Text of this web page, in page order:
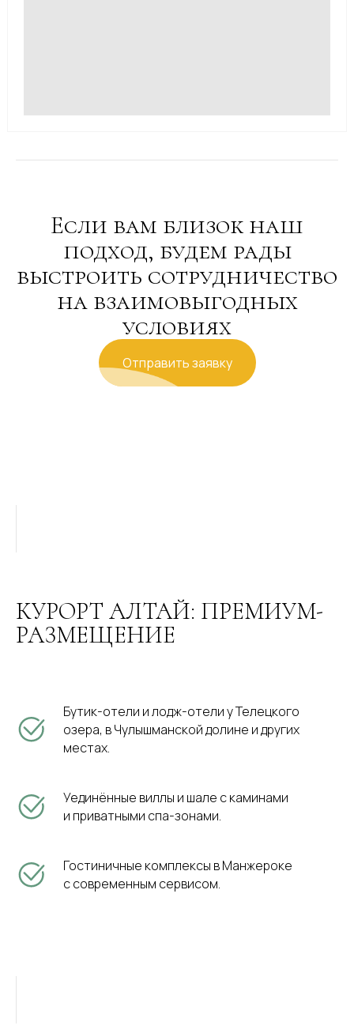
Если вам близок наш
подход, будем рады
выстроить сотрудничество
на взаимовыгодных
условиях
Отправить заявку
КУРОРТ АЛТАЙ: ПРЕМИУМ-
РАЗМЕЩЕНИЕ
Бутик-отели и лодж-отели у Телецкого
озера, в Чулышманской долине и других
местах.
Уединённые виллы и шале с каминами
и приватными спа-зонами.
Гостиничные комплексы в Манжероке
с современным сервисом.